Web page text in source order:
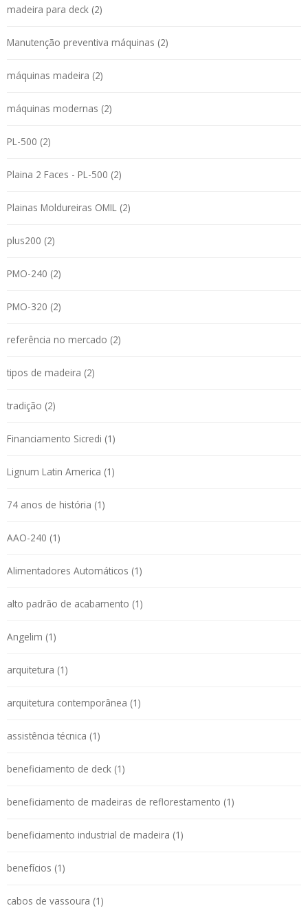
madeira para deck (2)
Manutenção preventiva máquinas (2)
máquinas madeira (2)
máquinas modernas (2)
PL-500 (2)
Plaina 2 Faces - PL-500 (2)
Plainas Moldureiras OMIL (2)
plus200 (2)
PMO-240 (2)
PMO-320 (2)
referência no mercado (2)
tipos de madeira (2)
tradição (2)
Financiamento Sicredi (1)
Lignum Latin America (1)
74 anos de história (1)
AAO-240 (1)
Alimentadores Automáticos (1)
alto padrão de acabamento (1)
Angelim (1)
arquitetura (1)
arquitetura contemporânea (1)
assistência técnica (1)
beneficiamento de deck (1)
beneficiamento de madeiras de reflorestamento (1)
beneficiamento industrial de madeira (1)
benefícios (1)
cabos de vassoura (1)